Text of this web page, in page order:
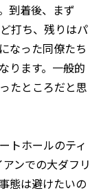
到着後、まず
打ち、残りはパ
なった同僚たち
ります。一般的
たところだと思
トホールのティ
ンでの大ダフリ
態は避けたいの